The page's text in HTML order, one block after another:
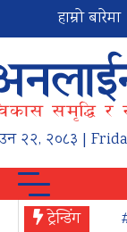
हाम्रो बारेमा
२२, २०८३ |
ट्रेन्डिंग